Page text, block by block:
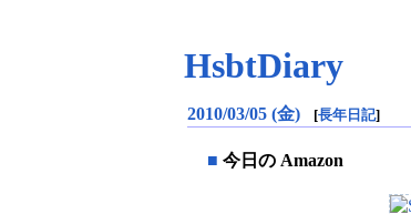
HsbtDiary
2010/03/05 (金) [長年日記]
■ 今日の Amazon